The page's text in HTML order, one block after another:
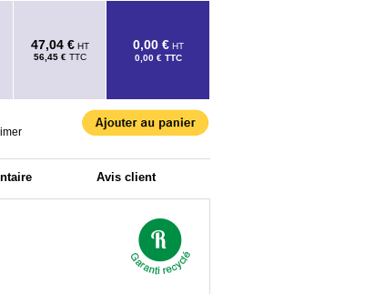
47,04 € HT
56,45 € TTC
0,00 € HT
0,00 € TTC
Avis client